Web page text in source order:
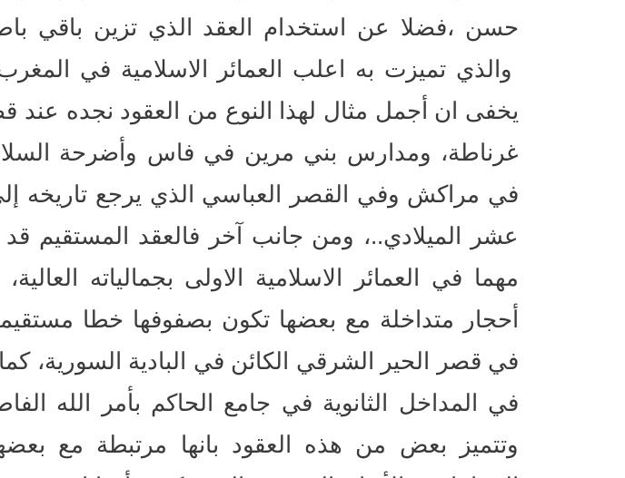
حسن ،فضلا عن استخدام العقد الذي تزين باقي
والذي تميزت به اعلب العمائر الاسلامية في
يخفى ان أجمل مثال لهذا النوع من العقود نجده عند
غرناطة، ومدارس بني مرين في فاس وأضرحة
في مراكش وفي القصر العباسي الذي يرجع تاريخه
عشر الميلادي..، ومن جانب آخر فالعقد المستقيم
مهما في العمائر الاسلامية الاولى بجمالياته
أحجار متداخلة مع بعضها تكون بصفوفها خطا
في قصر الحير الشرقي الكائن في البادية السورية،
في المداخل الثانوية في جامع الحاكم بأمر الله
وتتميز بعض من هذه العقود بانها مرتبطة مع